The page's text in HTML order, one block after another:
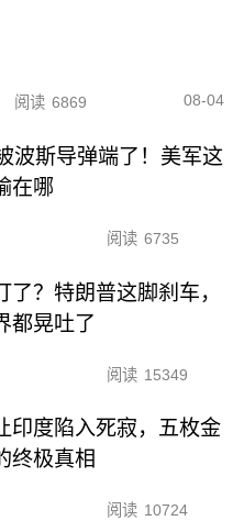
阅读 6869 08-04
波斯导弹端了！美军这
在哪
阅读 6735
了？特朗普这脚刹车，
都晃吐了
阅读 15349
印度陷入死寂，五枚金
终极真相
阅读 10724